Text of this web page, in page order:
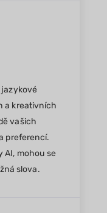
jazykové
a kreativních
vašich
preferencí.
AI, mohou se
slova.